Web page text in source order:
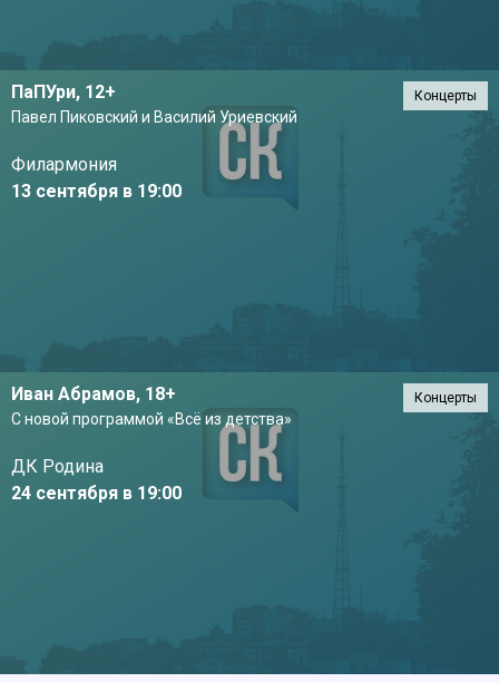
ПаПУри, 12+
Павел Пиковский и Василий Уриевский
Филармония
13 сентября в 19:00
Концерты
Иван Абрамов, 18+
С новой программой «Всё из детства»
ДК Родина
24 сентября в 19:00
Концерты